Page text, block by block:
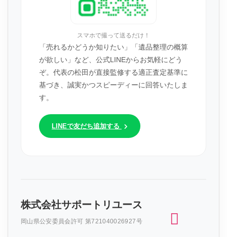
スマホで撮って送るだけ！
「売れるかどうか知りたい」「遺品整理の概算
が欲しい」など、公式LINEからお気軽にどう
ぞ。代表の松田が直接監修する適正査定基準に
基づき、誠実かつスピーディーに回答いたしま
す。
LINEで友だち追加する
株式会社サポートリユース
岡山県公安委員会許可 第721040026927号